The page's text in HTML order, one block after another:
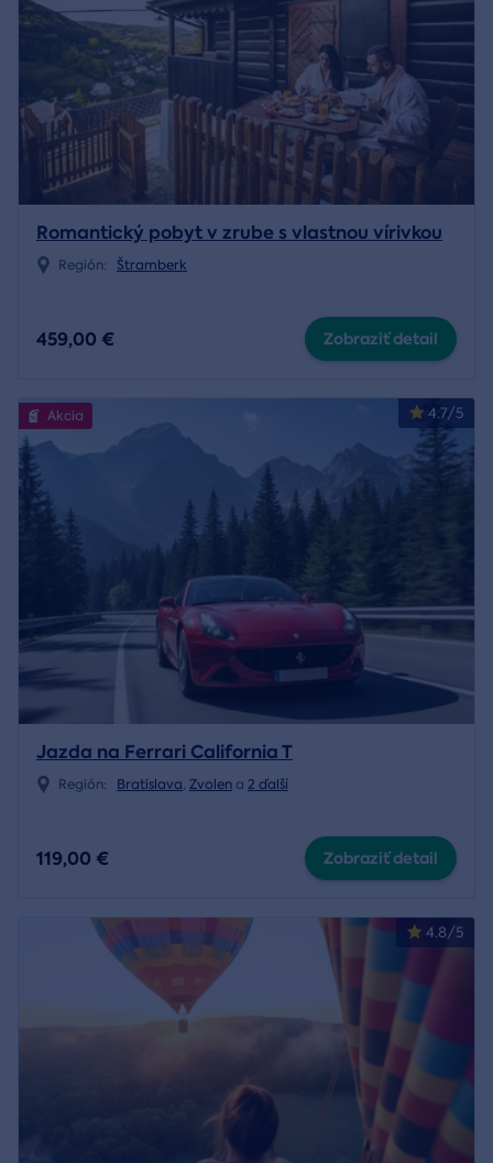
Romantický pobyt v zrube s vlastnou vírivkou
Región: Štramberk
459,00 € Zobraziť detail
4.7/5
Akcia
Jazda na Ferrari California T
Región: Bratislava, Zvolen a 2 ďalší
119,00 € Zobraziť detail
4.8/5